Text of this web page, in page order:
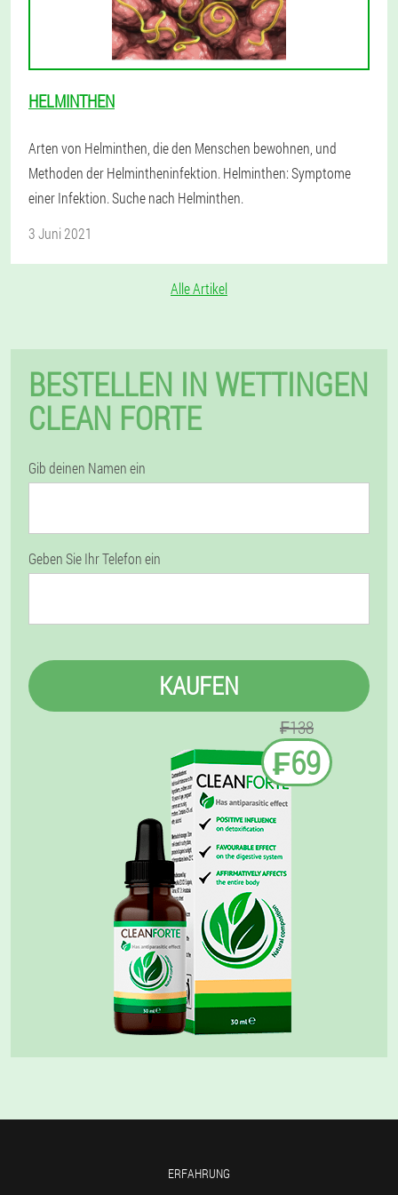
HELMINTHEN
Arten von Helminthen, die den Menschen bewohnen, und
Methoden der Helmintheninfektion. Helminthen: Symptome
einer Infektion. Suche nach Helminthen.
3 Juni 2021
Alle Artikel
BESTELLEN IN WETTINGEN
CLEAN FORTE
Gib deinen Namen ein
Geben Sie Ihr Telefon ein
KAUFEN
₣138
₣69
ERFAHRUNG